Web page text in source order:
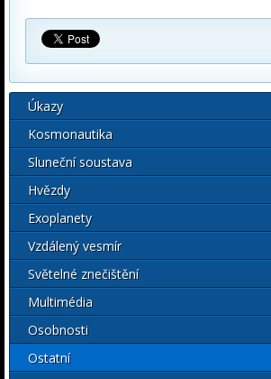
Úkazy
Kosmonautika
Sluneční soustava
Hvězdy
Exoplanety
Vzdálený vesmír
Světelné znečištění
Multimédia
Osobnosti
Ostatní